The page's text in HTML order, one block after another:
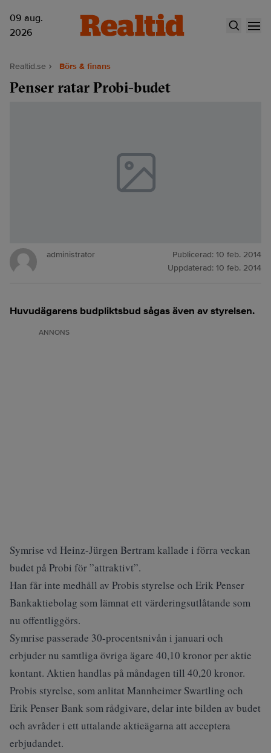
09 aug.
2026
Realtid.se Börs & finans
Penser ratar Probi-budet
administrator Publicerad: 10 feb. 2014
Uppdaterad: 10 feb. 2014
Huvudägarens budpliktsbud sågas även av styrelsen.
ANNONS
Symrise vd Heinz-Jürgen Bertram kallade i förra veckan
budet på Probi för ”attraktivt”.
Han får inte medhåll av Probis styrelse och Erik Penser
Bankaktiebolag som lämnat ett värderingsutlåtande som
nu offentliggörs.
Symrise passerade 30-procentsnivån i januari och
erbjuder nu samtliga övriga ägare 40,10 kronor per aktie
kontant. Aktien handlas på måndagen till 40,20 kronor.
Probis styrelse, som anlitat Mannheimer Swartling och
Erik Penser Bank som rådgivare, delar inte bilden av budet
och avråder i ett uttalande aktieägarna att acceptera
erbjudandet.